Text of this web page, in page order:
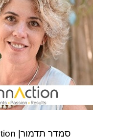
סמדר תדמור| connAction